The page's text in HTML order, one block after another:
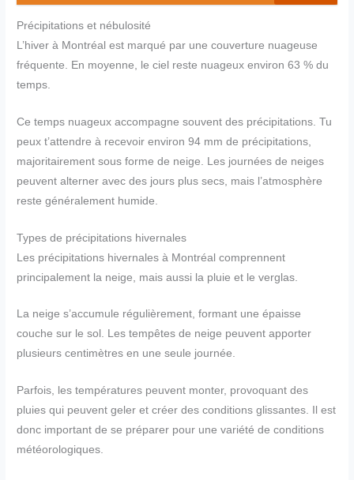
Précipitations et nébulosité
L’hiver à Montréal est marqué par une couverture nuageuse
fréquente. En moyenne, le ciel reste nuageux environ 63 % du
temps.
Ce temps nuageux accompagne souvent des précipitations. Tu
peux t’attendre à recevoir environ 94 mm de précipitations,
majoritairement sous forme de neige. Les journées de neiges
peuvent alterner avec des jours plus secs, mais l’atmosphère
reste généralement humide.
Types de précipitations hivernales
Les précipitations hivernales à Montréal comprennent
principalement la neige, mais aussi la pluie et le verglas.
La neige s’accumule régulièrement, formant une épaisse
couche sur le sol. Les tempêtes de neige peuvent apporter
plusieurs centimètres en une seule journée.
Parfois, les températures peuvent monter, provoquant des
pluies qui peuvent geler et créer des conditions glissantes. Il est
donc important de se préparer pour une variété de conditions
météorologiques.